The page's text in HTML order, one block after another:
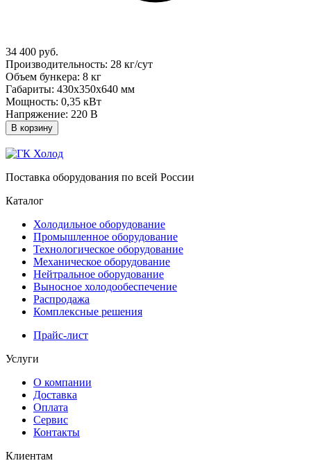
34 400 руб.
Производительность: 28 кг/сут
Объем бункера: 8 кг
Габариты: 430х350х640 мм
Мощность: 0,35 кВт
Напряжение: 220 В
В корзину
Поставка оборудования по всей России
Каталог
Холодильное оборудование
Промышленное оборудование
Технологическое оборудование
Механическое оборудование
Нейтральное оборудование
Выносное холодообеспечение
Распродажа
Комплексные решения
Прайс-лист
Услуги
О компании
Доставка
Оплата
Сервис
Контакты
Клиентам